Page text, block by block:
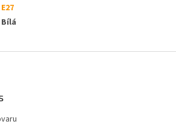
E27
Bílá